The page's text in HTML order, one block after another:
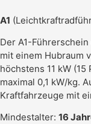
A1
Der A1-
mit einem Hubraum
höchstens 11 kW
maximal 0,1 kW/kg.
Kraftfahrzeuge mit
Mindestalter: 16